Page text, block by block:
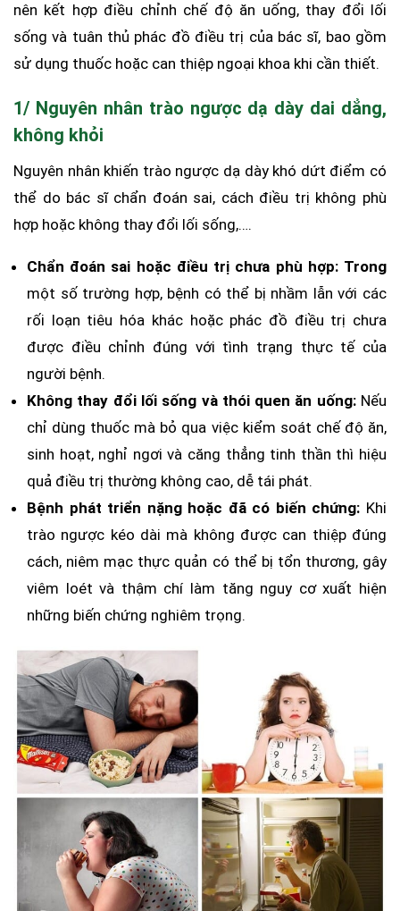
nên kết hợp điều chỉnh chế độ ăn uống, thay đổi lối
sống và tuân thủ phác đồ điều trị của bác sĩ, bao gồm
sử dụng thuốc hoặc can thiệp ngoại khoa khi cần thiết.
1/ Nguyên nhân trào ngược dạ dày dai dẳng,
không khỏi
Nguyên nhân khiến trào ngược dạ dày khó dứt điểm có
thể do bác sĩ chẩn đoán sai, cách điều trị không phù
hợp hoặc không thay đổi lối sống,….
Chẩn đoán sai hoặc điều trị chưa phù hợp: Trong
một số trường hợp, bệnh có thể bị nhầm lẫn với các
rối loạn tiêu hóa khác hoặc phác đồ điều trị chưa
được điều chỉnh đúng với tình trạng thực tế của
người bệnh.
Không thay đổi lối sống và thói quen ăn uống:Nếu
chỉ dùng thuốc mà bỏ qua việc kiểm soát chế độ ăn,
sinh hoạt, nghỉ ngơi và căng thẳng tinh thần thì hiệu
quả điều trị thường không cao, dễ tái phát.
Bệnh phát triển nặng hoặc đã có biến chứng: Khi
trào ngược kéo dài mà không được can thiệp đúng
cách, niêm mạc thực quản có thể bị tổn thương, gây
viêm loét và thậm chí làm tăng nguy cơ xuất hiện
những biến chứng nghiêm trọng.